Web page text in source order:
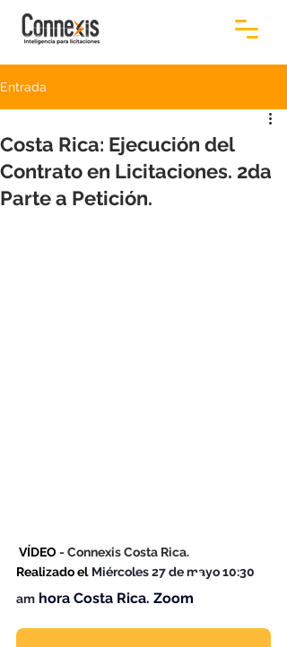
Entrada
Costa Rica: Ejecución del
Contrato en Licitaciones. 2da
Parte a Petición.
VÍDEO - Connexis Costa Rica.
Realizado el Miércoles 27 de mayo 10:30
am hora Costa Rica. Zoom